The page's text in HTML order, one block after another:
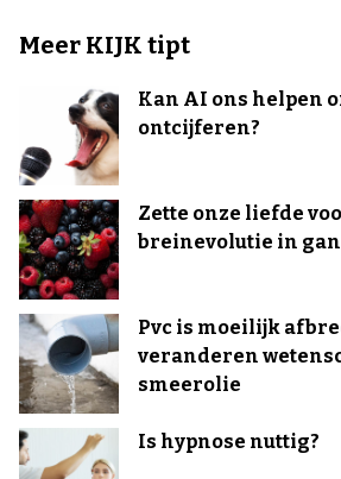
Meer KIJK tipt
Kan AI ons helpen
ontcijferen?
Zette onze liefde
breinevolutie in
Pvc is moeilijk
veranderen
smeerolie
Is hypnose nuttig?